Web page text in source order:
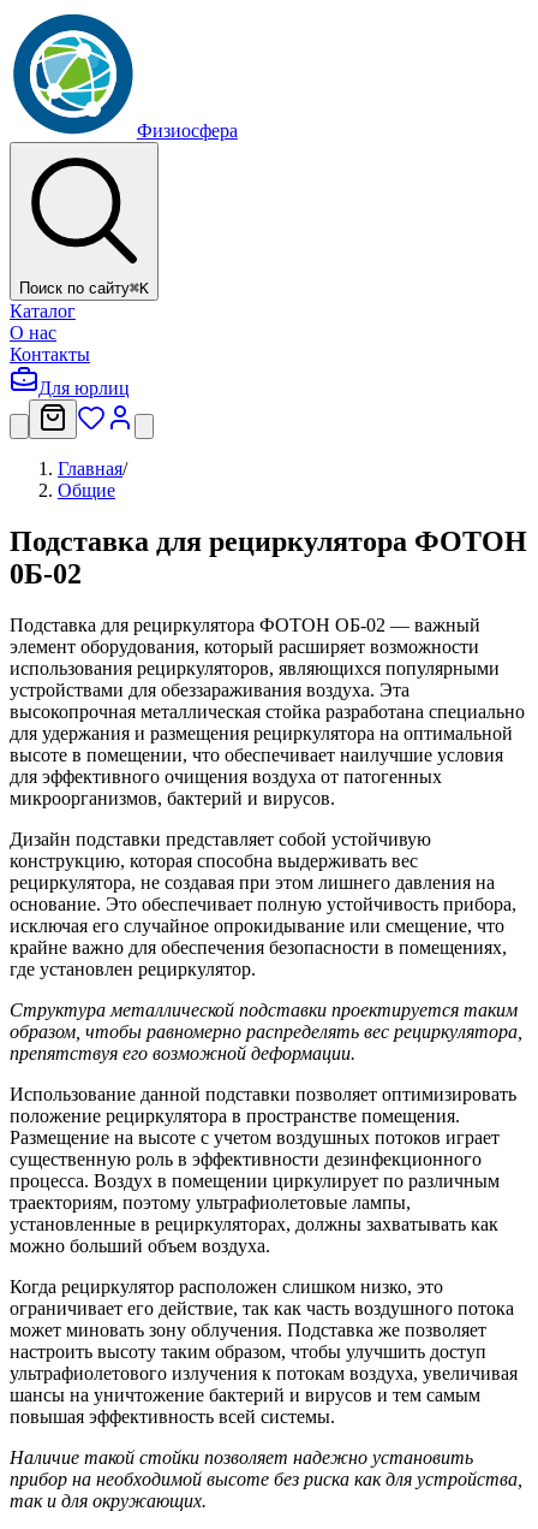
Физиосфера
Поиск по сайту⌘K
Каталог
О нас
Контакты
Для юрлиц
Главная/
Общие
Подставка для рециркулятора ФОТОН
0Б-02
Подставка для рециркулятора ФОТОН ОБ-02 — важный
элемент оборудования, который расширяет возможности
использования рециркуляторов, являющихся популярными
устройствами для обеззараживания воздуха. Эта
высокопрочная металлическая стойка разработана специально
для удержания и размещения рециркулятора на оптимальной
высоте в помещении, что обеспечивает наилучшие условия
для эффективного очищения воздуха от патогенных
микроорганизмов, бактерий и вирусов.
Дизайн подставки представляет собой устойчивую
конструкцию, которая способна выдерживать вес
рециркулятора, не создавая при этом лишнего давления на
основание. Это обеспечивает полную устойчивость прибора,
исключая его случайное опрокидывание или смещение, что
крайне важно для обеспечения безопасности в помещениях,
где установлен рециркулятор.
Структура металлической подставки проектируется таким
образом, чтобы равномерно распределять вес рециркулятора,
препятствуя его возможной деформации.
Использование данной подставки позволяет оптимизировать
положение рециркулятора в пространстве помещения.
Размещение на высоте с учетом воздушных потоков играет
существенную роль в эффективности дезинфекционного
процесса. Воздух в помещении циркулирует по различным
траекториям, поэтому ультрафиолетовые лампы,
установленные в рециркуляторах, должны захватывать как
можно больший объем воздуха.
Когда рециркулятор расположен слишком низко, это
ограничивает его действие, так как часть воздушного потока
может миновать зону облучения. Подставка же позволяет
настроить высоту таким образом, чтобы улучшить доступ
ультрафиолетового излучения к потокам воздуха, увеличивая
шансы на уничтожение бактерий и вирусов и тем самым
повышая эффективность всей системы.
Наличие такой стойки позволяет надежно установить
прибор на необходимой высоте без риска как для устройства,
так и для окружающих.